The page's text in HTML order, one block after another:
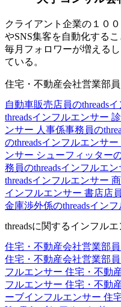
クライアント企業の１０
やSNS集客を自動化する
毎月フォロワーが増える
ている。
住宅・不動産会社営業部
自動車販売店員のthreads
threadsインフルエンサー
ンサー 人事係事務員の
のthreadsインフルエンサー
ンサー シューフィッター
務員のthreadsインフルエン
threadsインフルエンサー
インフルエンサー 書店店
金庫渉外係のthreadsイン
threadsに関するインフル
住宅・不動産会社営業部
住宅・不動産会社営業部
フルエンサー 住宅・不動
フルエンサー 住宅・不動
ーブインフルエンサー 住